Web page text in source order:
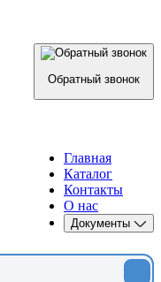
Обратный звонок
Главная
Каталог
Контакты
О нас
Документы